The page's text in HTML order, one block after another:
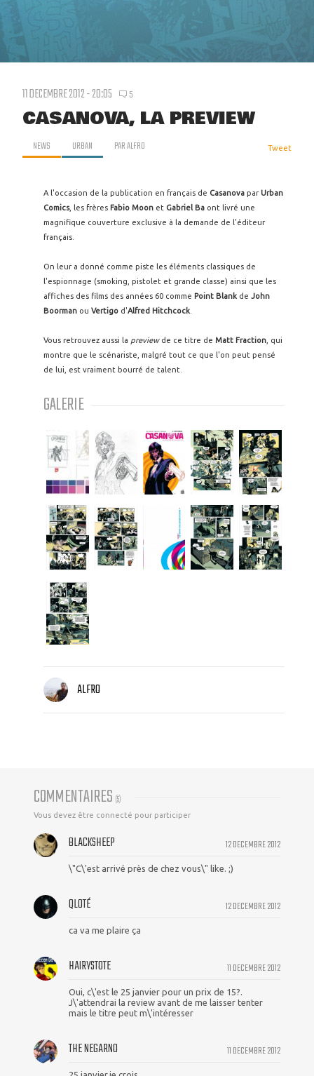
11 DECEMBRE 2012 - 20:05 5
CASANOVA, LA PREVIEW
NEWS URBAN PARALFRO Tweet
A l'occasion de la publication en français de Casanova parUrban
Comics, les frères Fabio Moon et Gabriel Ba ont livré une
magnifique couverture exclusive à la demande de l'éditeur
français.
On leur a donné comme piste les éléments classiques de
l'espionnage (smoking, pistolet et grande classe) ainsi que les
affiches des films des années 60 comme Point Blank de John
Boorman ou Vertigo d'Alfred Hitchcock
Vous retrouvez aussi la preview de ce titre de Matt Fraction , qui
montre que le scénariste, malgré tout ce que l'on peut pensé
de lui, est vraiment bourré de talent.
GALERIE
ALFRO
COMMENTAIRES (5)
Vous devez être connecté pour participer
12 DECEMBRE 2012
BLACKSHEEP
\"C\'est arrivé près de chez vous\" like. ;)
12 DECEMBRE 2012
QLOTÉ
ca va me plaire ça
11 DECEMBRE 2012
HAIRYSTOTE
Oui, c\'est le 25 janvier pour un prix de 15?.
J\'attendrai la review avant de me laisser tenter
mais le titre peut m\'intéresser
11 DECEMBRE 2012
THE NEGARNO